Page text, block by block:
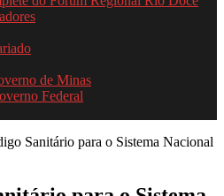
de Minas
Federal
Sanitário para o Sistema Nacional